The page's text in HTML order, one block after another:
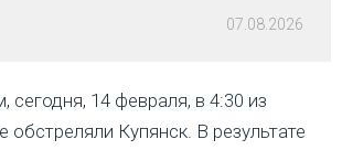
07.08.2026
сегодня, 14 февраля, в 4:30 из
обстреляли Купянск. В результате